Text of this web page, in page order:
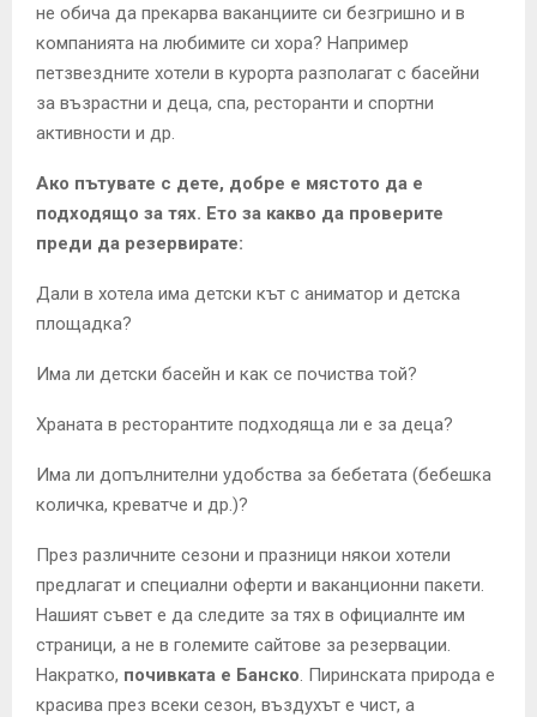
не обича да прекарва ваканциите си безгришно и в
компанията на любимите си хора? Например
петзвездните хотели в курорта разполагат с басейни
за възрастни и деца, спа, ресторанти и спортни
активности и др.
Ако пътувате с дете, добре е мястото да е
подходящо за тях. Ето за какво да проверите
преди да резервирате:
Дали в хотела има детски кът с аниматор и детска
площадка?
Има ли детски басейн и как се почиства той?
Храната в ресторантите подходяща ли е за деца?
Има ли допълнителни удобства за бебетата (бебешка
количка, креватче и др.)?
През различните сезони и празници някои хотели
предлагат и специални оферти и ваканционни пакети.
Нашият съвет е да следите за тях в официалнте им
страници, а не в големите сайтове за резервации.
Накратко, почивката е Банско . Пиринската природа е
красива през всеки сезон, въздухът е чист, а